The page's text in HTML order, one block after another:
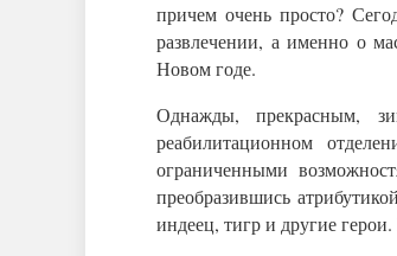
причем очень просто?
развлечении, а именно о
Новом годе.
Однажды, прекрасным,
реабилитационном
ограниченными
преобразившись
индеец, тигр и другие